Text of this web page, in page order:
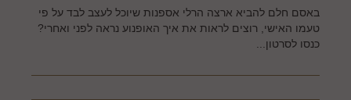
באסם חלם להביא ארצה הרלי אספנות שיוכל לעצב לבד על פי
טעמו האישי, רוצים לראות את איך האופנוע נראה לפני ואחרי?
כנסו לסרטון...